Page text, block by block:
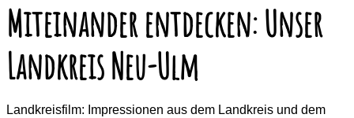
Miteinander entdecken: Unser
Landkreis Neu-Ulm
Landkreisfilm: Impressionen aus dem Landkreis und dem